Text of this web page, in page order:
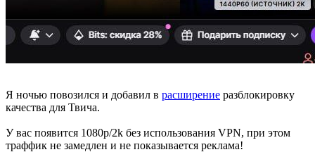
Я ночью повозился и добавил в расширение разблокировку
качества для Твича.
У вас появится 1080p/2k без использования VPN, при этом
траффик не замедлен и не показывается реклама!